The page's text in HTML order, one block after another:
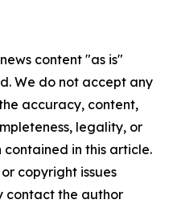
content "as is"
We do not accept any
accuracy, content,
legality, or
in this article.
copyright issues
contact the author